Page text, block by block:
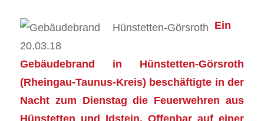
Ein
Gebäudebrand in Hünstetten-Görsroth
(Rheingau-Taunus-Kreis) beschäftigte in der
Nacht zum Dienstag die Feuerwehren aus
Hünstetten und Idstein. Offenbar auf einer